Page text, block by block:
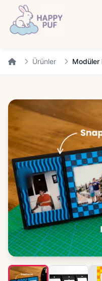
Ürünler
✨ Kişiye Özel
Ürünler Modüler